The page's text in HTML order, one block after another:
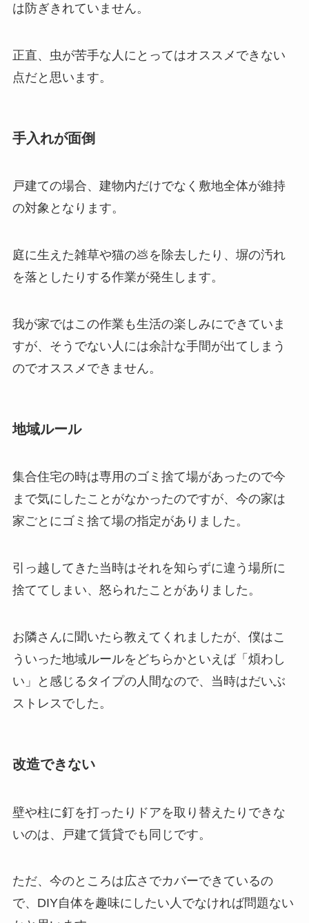
は防ぎきれていません。
正直、虫が苦手な人にとってはオススメできない
点だと思います。
手入れが面倒
戸建ての場合、建物内だけでなく敷地全体が維持
の対象となります。
庭に生えた雑草や猫の💩を除去したり、塀の汚れ
を落としたりする作業が発生します。
我が家ではこの作業も生活の楽しみにできていま
すが、そうでない人には余計な手間が出てしまう
のでオススメできません。
地域ルール
集合住宅の時は専用のゴミ捨て場があったので今
まで気にしたことがなかったのですが、今の家は
家ごとにゴミ捨て場の指定がありました。
引っ越してきた当時はそれを知らずに違う場所に
捨ててしまい、怒られたことがありました。
お隣さんに聞いたら教えてくれましたが、僕はこ
ういった地域ルールをどちらかといえば「煩わし
い」と感じるタイプの人間なので、当時はだいぶ
ストレスでした。
改造できない
壁や柱に釘を打ったりドアを取り替えたりできな
いのは、戸建て賃貸でも同じです。
ただ、今のところは広さでカバーできているの
で、DIY自体を趣味にしたい人でなければ問題ない